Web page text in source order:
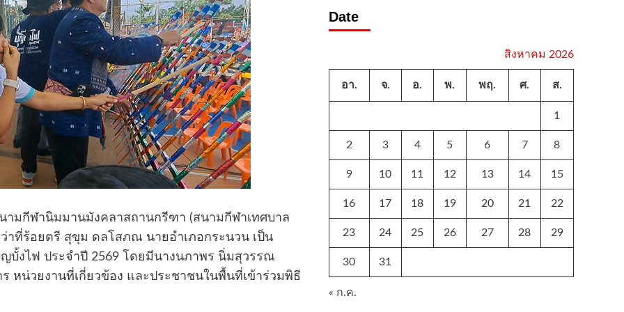
ามกีฬานิมมานมังคลาสถานกรีฑา (สนามกีฬาเทศบาล
าที่ร้อยตรี สุขุม ดลโสภณ นายอำเภอกระนวน เป็น
บั้งไฟ ประจำปี 2569 โดยมีนางนภาพร นิ่มสุวรรณ
หน่วยงานที่เกี่ยวข้อง และประชาชนในพื้นที่เข้าร่วมพิธี
Date
สิงหาคม 2026
อา. จ. อ. พ. พฤ. ศ. ส.
1
2 3 4 5 6 7 8
9 10 11 12 13 14 15
16 17 18 19 20 21 22
23 24 25 26 27 28 29
30 31
« ก.ค.